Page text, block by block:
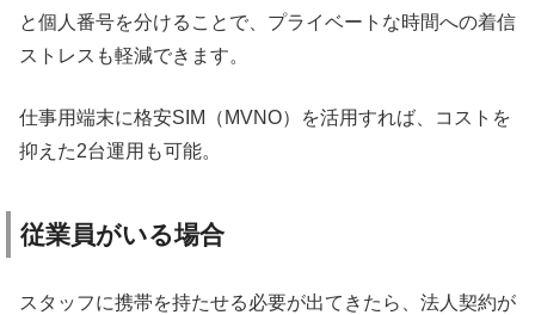
と個人番号を分けることで、プライベートな時間への着信
ストレスも軽減できます。
仕事用端末に格安SIM（MVNO）を活用すれば、コストを
抑えた2台運用も可能。
従業員がいる場合
スタッフに携帯を持たせる必要が出てきたら、法人契約が